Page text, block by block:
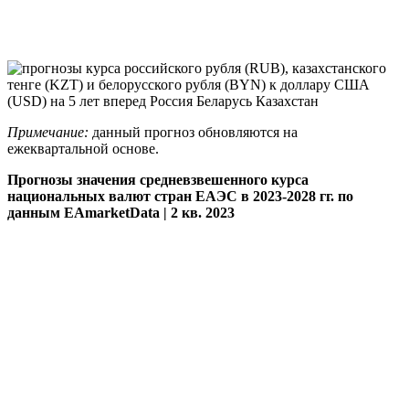
Примечание: данный прогноз обновляются на
ежеквартальной основе.
Прогнозы значения средневзвешенного курса
национальных валют стран ЕАЭС в 2023-2028 гг. по
данным EAmarketData | 2 кв. 2023